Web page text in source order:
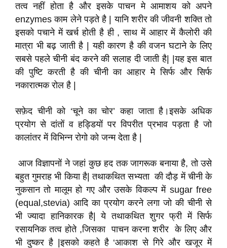
तत्व नहीं होता है और इसके पाचन मे आमाशय को अपने
enzymes काम लेने पड़ते है | यानि शरीर की जीवनी शक्ति तो
इसको पचाने में खर्च होती है ही , साथ में आहार में कैलोरी की
मात्रा भी बढ़ जाती है | यही कारण है की वजन घटाने के लिए
सबसे पहले चीनी बंद करने की सलाह दी जाती है| |यह इस बात
की पुष्टि करती है की चीनी का आहार मे सिर्फ और सिर्फ
नकारात्मक रोल है |
सफ़ेद चीनी को ‘चूने का चोर’ कहा जाता है।इसके अधिक
प्रयोग से दांतों व हड्डियों पर विपरीत प्रभाव पड़ता है जो
कालांतर में विभिन्न रोगो को जन्म देता है |
आज विज्ञापनों ने जहां कुछ हद तक जागरूक बनाया है, तो उसे
बहुत गुमराह भी किया है| तथाकथित सभ्यता की दौड़ में चीनी के
नुकसान तो मालूम हो गए और उसके विकल्प में sugar free
(equal,stevia) आदि का प्रयोग करने लगा जो की चीनी से
भी ज्यादा हानिकारक है| ये तथाकथित शुगर फ्री में सिर्फ
रसायनिक तत्व होते ,जिसका पाचन करना शरीर के लिए और
भी दुष्कर है |इसको कहते है ‘आकाश से गिरे और खजूर में